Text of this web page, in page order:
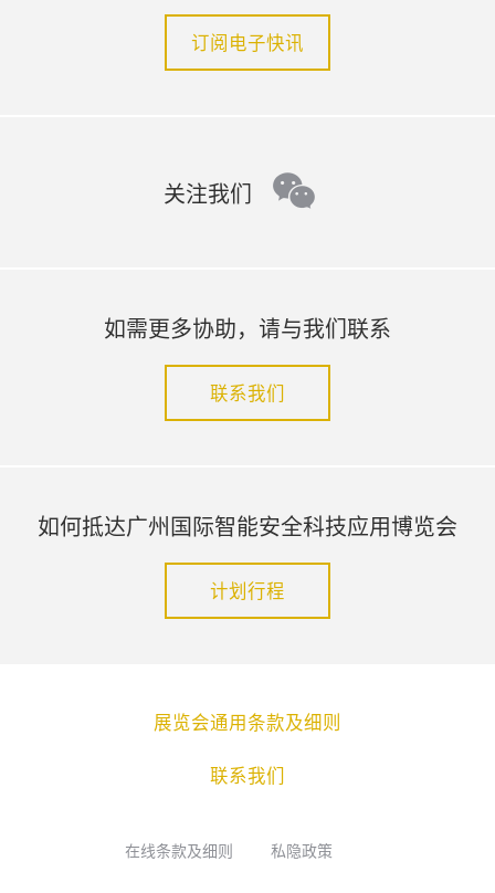
订阅电子快讯
关注我们 wechat
如需更多协助，请与我们联系
联系我们
如何抵达广州国际智能安全科技应用博览会
计划行程
展览会通用条款及细则
联系我们
在线条款及细则 私隐政策